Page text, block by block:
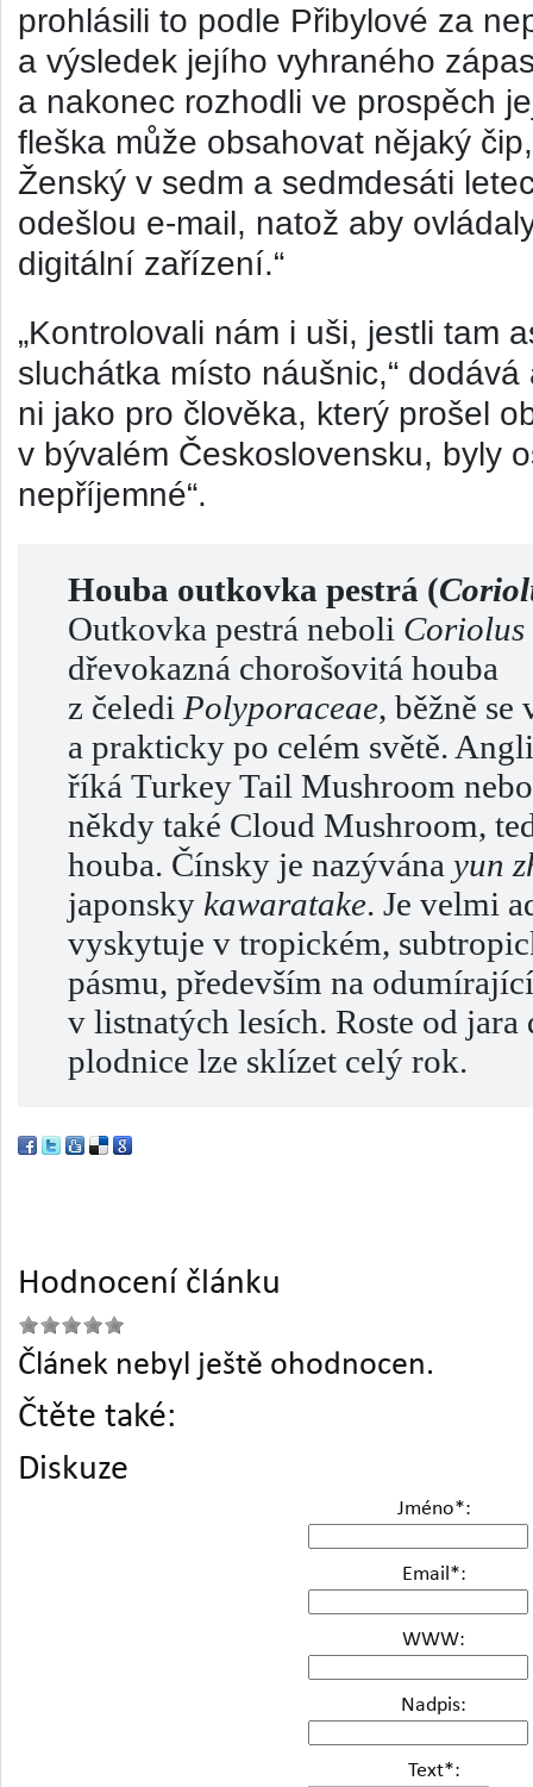
prohlásili to podle Přibylové za
a výsledek jejího vyhraného
a nakonec rozhodli ve prospěch
fleška může obsahovat nějaký
Ženský v sedm a sedmdesáti
odešlou e-mail, natož aby
digitální zařízení.“
„Kontrolovali nám i uši, jestli tam
sluchátka místo náušnic,“
ni jako pro člověka, který prošel
v bývalém Československu, byly
nepříjemné“.
Houba outkovka pestrá (
Outkovka pestrá neboli Coriolus
dřevokazná chorošovitá houba
z čeledi Polyporaceae, běžně
a prakticky po celém světě.
říká Turkey Tail Mushroom
někdy také Cloud Mushroom,
houba. Čínsky je nazývána yun
japonsky kawaratake. Je velmi
vyskytuje v tropickém,
pásmu, především na
v listnatých lesích. Roste od jara
plodnice lze sklízet celý rok.
Hodnocení článku
Článek nebyl ještě ohodnocen.
Čtěte také:
Diskuze
Jméno*:
Email*:
WWW:
Nadpis:
Text*: